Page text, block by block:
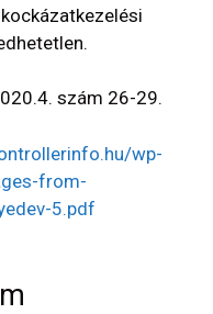
szám 26-29.
wp-
from-
5.pdf